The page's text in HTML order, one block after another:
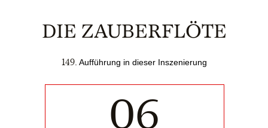
DIE ZAUBERFLÖTE
149. Aufführung in dieser Inszenierung
06